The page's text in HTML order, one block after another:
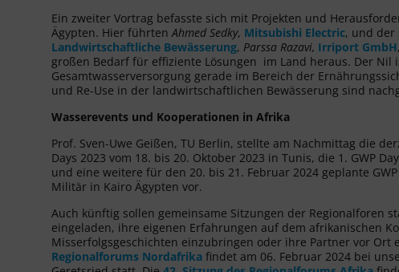
Ein zweiter Vortrag befasste sich mit Projekten und
Ägypten. Hier führten Ahmed Sedky, Mitsubishi Electric, und der
Landwirtschaftliche Bewässerung, Parssa Razavi, Irriport GmbH
großen Bedarf für effiziente Lösungen im Land heraus. Der Nil
Gesamtwasserversorgung gerade im Bereich der
und Re-Use in der landwirtschaftlichen Bewässerung sind
Wasserevents und Kooperationen in Afrika
Prof. Sven-Uwe Geißen, TU Berlin, stellte am Nachmittag die
Days 2023 vom 18. bis 20. Oktober 2023 in Tunis, die 1. GWP
und eine weitere für den 20. bis 21. Februar 2024 geplante
Militär in Kairo Ägypten vor.
Auch künftig sollen gemeinsame Sitzungen der Regionalforen
eingeladen, ihre eigenen Erfahrungen auf dem afrikanischen
Misserfolgsgeschichten einzubringen oder ihre Partner vor Ort
Regionalforums Nordafrika findet am 06. Februar 2024 bei